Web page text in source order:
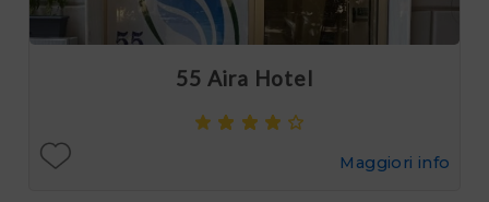
55 Aira Hotel
Maggiori info